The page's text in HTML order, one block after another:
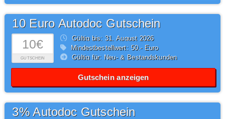
10€
GUTSCHEIN
10 Euro Autodoc Gutschein
Gültig bis: 31.August2026
Mindestbestellwert: 50,- Euro
Gültig für: Neu- & Bestandskunden
Gutschein anzeigen
3% Autodoc Gutschein